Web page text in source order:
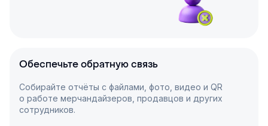
Обеспечьте обратную связь
Собирайте отчёты с файлами, фото, видео и QR
о работе мерчандайзеров, продавцов и других
сотрудников.